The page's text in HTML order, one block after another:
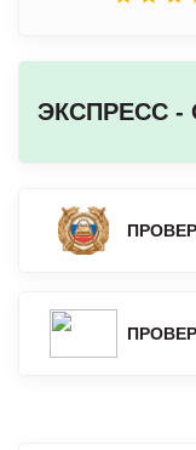
ЭКСПРЕСС -